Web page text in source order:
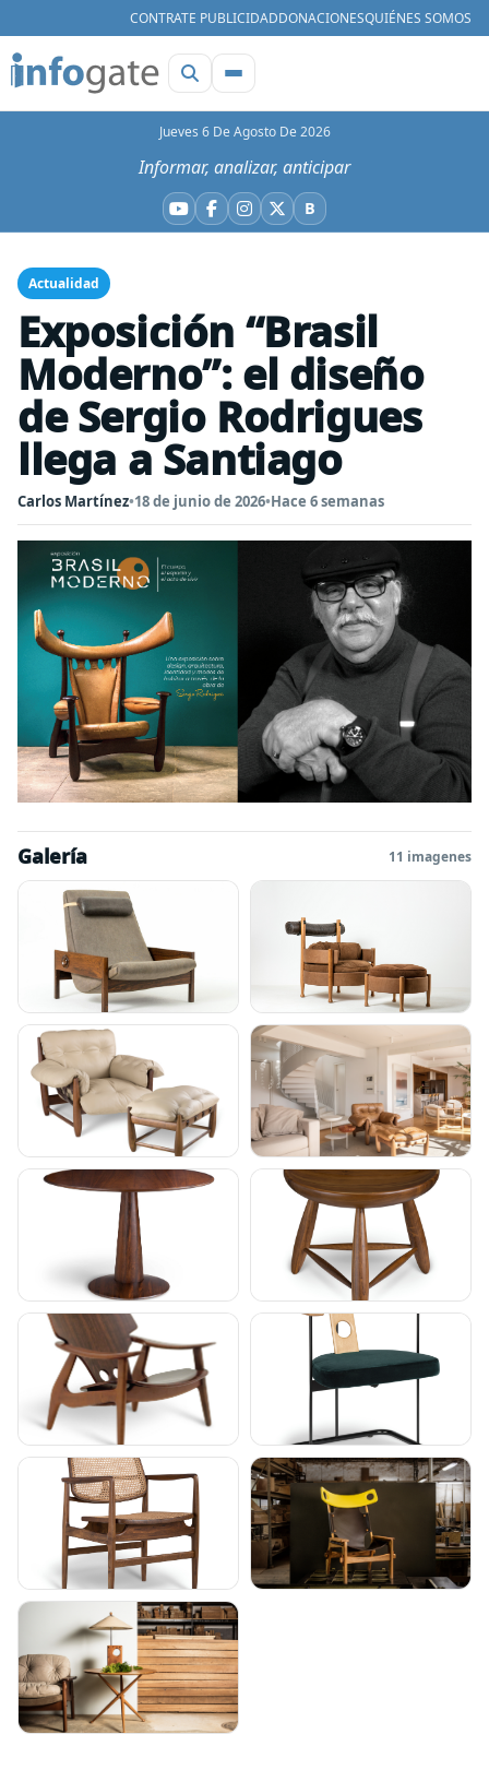
CONTRATE PUBLICIDADDONACIONESQUIÉNES SOMOS
Jueves 6 De Agosto De 2026
Informar, analizar, anticipar
YouTube
Facebook
Instagram
X BBluesky
Actualidad
Exposición “Brasil
Moderno”: el diseño
de Sergio Rodrigues
llega a Santiago
Carlos Martínez•18 de junio de 2026•Hace 6 semanas
Galería 11 imagenes